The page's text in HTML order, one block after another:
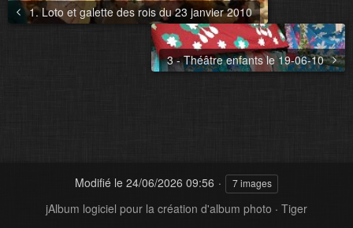
1. Loto et galette des rois du 23 janvier 2010
3 - Théâtre enfants le 19-06-10
Modifié le 24/06/2026 09:56 7 images
jAlbum logiciel pour la création d'album photo · Tiger